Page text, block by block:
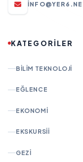
KATEGORİLER
BILIM TEKNOLOJI
EĞLENCE
EKONOMI
EKSKURSII
GEZI